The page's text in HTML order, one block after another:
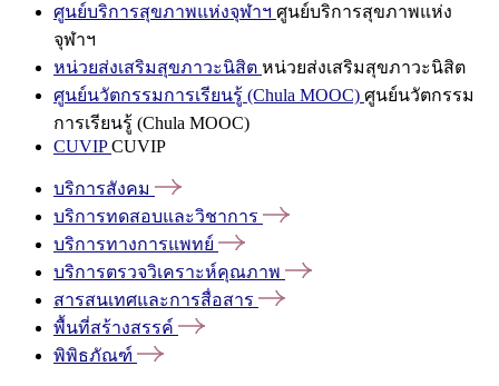
ศูนย์บริการสุขภาพแห่งจุฬาฯ ศูนย์บริการสุขภาพแห่ง
จุฬาฯ
หน่วยส่งเสริมสุขภาวะนิสิต หน่วยส่งเสริมสุขภาวะนิสิต
ศูนย์นวัตกรรมการเรียนรู้ (Chula MOOC) ศูนย์นวัตกรรม
การเรียนรู้ (Chula MOOC)
CUVIPCUVIP
บริการสังคม
บริการทดสอบและวิชาการ
บริการทางการแพทย์
บริการตรวจวิเคราะห์คุณภาพ
สารสนเทศและการสื่อสาร
พื้นที่สร้างสรรค์
พิพิธภัณฑ์